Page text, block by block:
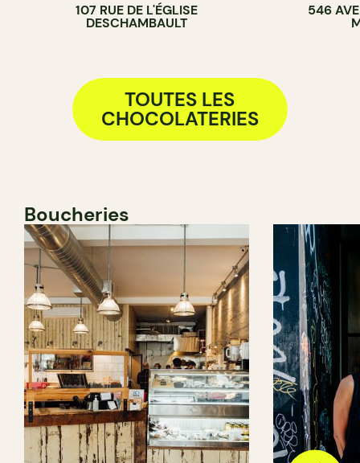
107 RUE DE L'ÉGLISE
DESCHAMBAULT
546
TOUTES LES
CHOCOLATERIES
Boucheries